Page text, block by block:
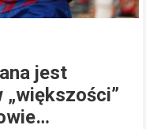
jest
„większości”